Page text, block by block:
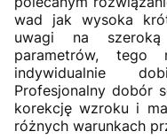
wad jak wysoka
uwagi na
parametrów, tego
indywidualnie
Profesjonalny dobór
korekcję wzroku i
różnych warunkach